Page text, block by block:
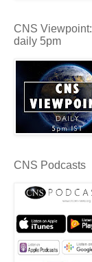
CNS Viewpoint:
daily 5pm
CNS Podcasts